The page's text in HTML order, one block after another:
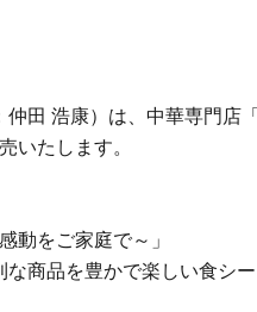
田 浩康）は、中華専門店
いたします。
動をご家庭で～」
商品を豊かで楽しい食シ